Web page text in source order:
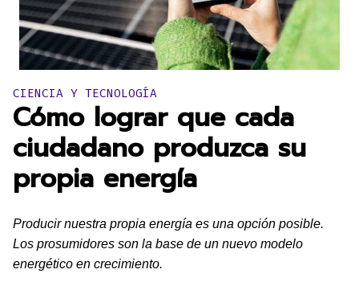
Publicado en:
CIENCIA Y TECNOLOGÍA
Cómo lograr que cada
ciudadano produzca su
propia energía
Producir nuestra propia energía es una opción posible.
Los prosumidores son la base de un nuevo modelo
energético en crecimiento.